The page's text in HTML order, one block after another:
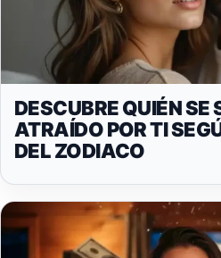
DESCUBRE QUIÉN SE
ATRAÍDO POR TI
DEL ZODIACO